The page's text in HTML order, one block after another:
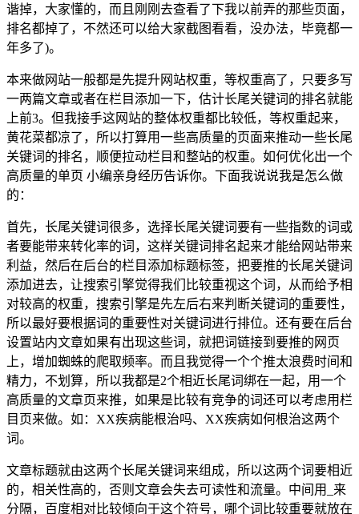
谐掉，大家懂的，而且刚刚去查看了下我以前弄的那些页面，
排名都掉了，不然还可以给大家截图看看，没办法，毕竟都一
年多了)。
本来做网站一般都是先提升网站权重，等权重高了，只要多写
一两篇文章或者在栏目添加一下，估计长尾关键词的排名就能
上前3。但我接手这网站的整体权重都比较低，等权重起来，
黄花菜都凉了，所以打算用一些高质量的页面来推动一些长尾
关键词的排名，顺便拉动栏目和整站的权重。如何优化出一个
高质量的单页 小编亲身经历告诉你。下面我说说我是怎么做
的：
首先，长尾关键词很多，选择长尾关键词要有一些指数的词或
者要能带来转化率的词，这样关键词排名起来才能给网站带来
利益，然后在后台的栏目添加标题标签，把要推的长尾关键词
添加进去，让搜索引擎觉得我们比较重视这个词，从而给予相
对较高的权重，搜索引擎是先左后右来判断关键词的重要性，
所以最好要根据词的重要性对关键词进行排位。还有要在后台
设置站内文章如果有出现这些词，就把词链接到要推的网页
上，增加蜘蛛的爬取频率。而且我觉得一个个推太浪费时间和
精力，不划算，所以我都是2个相近长尾词绑在一起，用一个
高质量的文章页来推，如果是比较有竞争的词还可以考虑用栏
目页来做。如：XX疾病能根治吗、XX疾病如何根治这两个
词。
文章标题就由这两个长尾关键词来组成，所以这两个词要相近
的，相关性高的，否则文章会失去可读性和流量。中间用_来
分隔，百度相对比较倾向于这个符号，哪个词比较重要就放在